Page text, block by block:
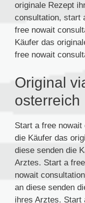
originale Rezept
consultation, start
free nowait
Käufer das
free nowait
Original
osterreich
Start a free
die Käufer das
diese senden die
Arztes. Start a
nowait
an diese senden
ihres Arztes. Start